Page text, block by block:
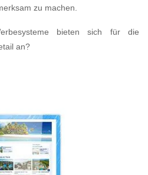
zu machen.
bieten sich für die
an?